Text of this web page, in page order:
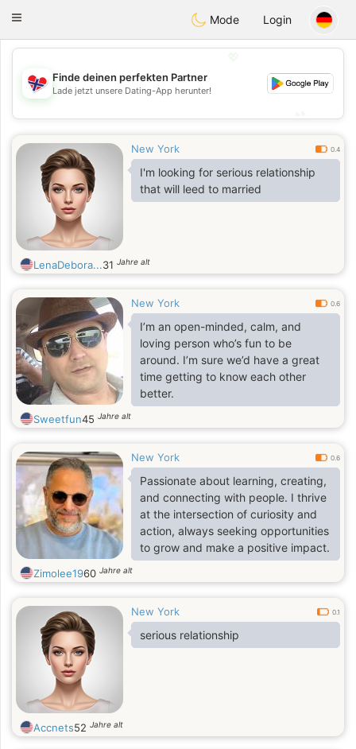
EkteNordmenn
Toggle
Mode Login
💖
💕
Finde deinen perfekten Partner
Lade jetzt unsere Dating-App herunter!
New York 0.4
I'm looking for serious relationship
that will leed to married
LenaDebora...31 Jahre alt
New York 0.6
I’m an open-minded, calm, and
loving person who’s fun to be
around. I’m sure we’d have a great
time getting to know each other
better.
Sweetfun45 Jahre alt
New York 0.6
Passionate about learning, creating,
and connecting with people. I thrive
at the intersection of curiosity and
action, always seeking opportunities
to grow and make a positive impact.
Zimolee1960 Jahre alt
New York 0.1
serious relationship
Accnets52 Jahre alt